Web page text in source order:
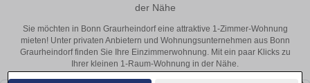
der Nähe
Sie möchten in Bonn Graurheindorf eine attraktive 1-Zimmer-Wohnung
mieten! Unter privaten Anbietern und Wohnungsunternehmen aus Bonn
Graurheindorf finden Sie Ihre Einzimmerwohnung. Mit ein paar Klicks zu
Ihrer kleinen 1-Raum-Wohnung in der Nähe.